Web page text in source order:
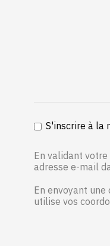
S'inscrire à la
En validant
adresse e-mail
En envoyant une
utilise vos